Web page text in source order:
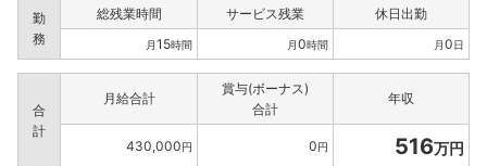
勤
務
総残業時間 サービス残業 休日出勤
月15時間 月0時間 月0日
合
計
月給合計
賞与(ボーナス)
合計
年収
430,000円 0円 516万円